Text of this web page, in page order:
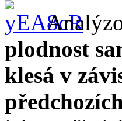
plodnost
klesá v